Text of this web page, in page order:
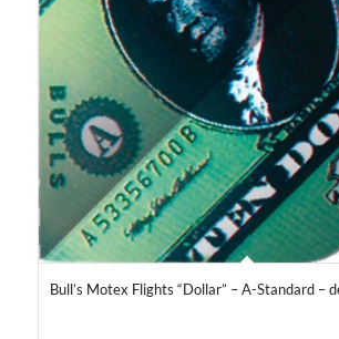
Bull’s Motex Flights “Dollar” – A-Standard –